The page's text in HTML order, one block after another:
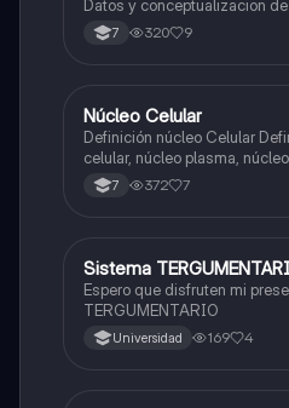
Datos y conceptualizacion
7 320 9
Biologia
Núcleo Celular
Definición núcleo Celular Definición de: Membrana
celular, núcleo plasma,
Interfase Fases de la interfase
7 372 7
Biologia
Sistema
Espero que disfruten mi
TERGUMENTARIO
Universidad 169 4